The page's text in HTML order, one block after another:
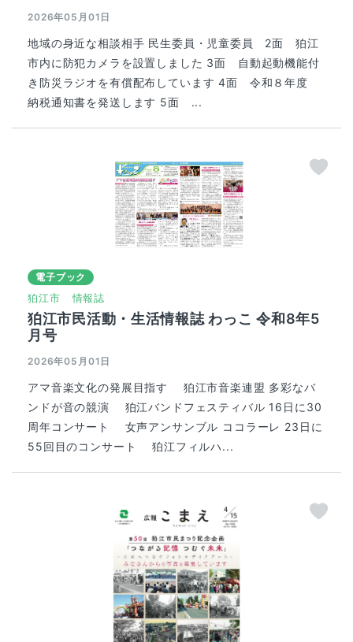
2026年05月01日
地域の身近な相談相手 民生委員・児童委員 2面 狛江
市内に防犯カメラを設置しました 3面 自動起動機能付
き防災ラジオを有償配布しています 4面 令和８年度
納税通知書を発送します 5面 ...
電子ブック
狛江市 情報誌
狛江市民活動・生活情報誌 わっこ 令和8年5
月号
2026年05月01日
アマ音楽文化の発展目指す 狛江市音楽連盟 多彩なバ
ンドが音の競演 狛江バンドフェスティバル 16日に30
周年コンサート 女声アンサンブル ココラーレ 23日に
55回目のコンサート 狛江フィルハ...